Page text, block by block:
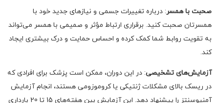
صحبت با همسر : درباره تغییرات جسمی و نیازهای جدید خود با
همسرتان صحبت کنید. برقراری ارتباط مؤثر و صمیمی با همسر می‌تواند
به تقویت روابط شما کمک کرده و احساس حمایت و درک بیشتری ایجاد
کند.
آزمایش‌های تشخیصی: در این دوران، ممکن است پزشک برای افرادی که
در ریسک بالای مشکلات ژنتیکی یا کروموزومی هستند، انجام آزمایش
آمنیوسنتز را پیشنهاد دهد. این آزمایش بین هفته‌های 15 تا 20 بارداری